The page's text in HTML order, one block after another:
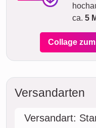
ca. 5
Collage
Versandarten
Versandart: